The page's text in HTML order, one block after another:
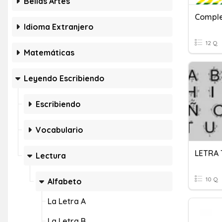
Idioma Extranjero
Matemáticas
Leyendo Escribiendo
Escribiendo
Vocabulario
Lectura
Alfabeto
La Letra A
12 Q
LETRA
10 Q